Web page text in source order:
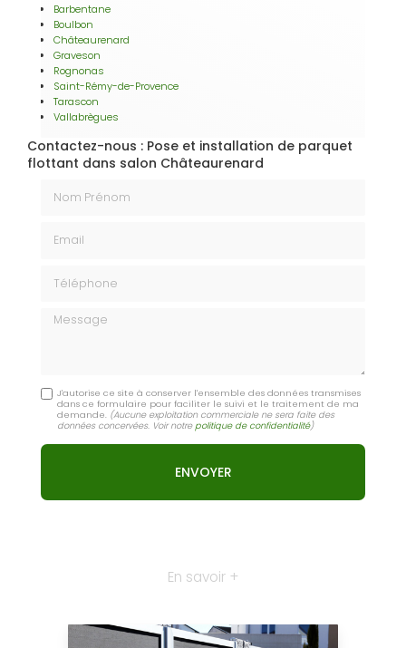
Barbentane
Boulbon
Châteaurenard
Graveson
Rognonas
Saint-Rémy-de-Provence
Tarascon
Vallabrègues
Contactez-nous : Pose et installation de parquet
flottant dans salon Châteaurenard
Message
J'autorise ce site à conserver l'ensemble des données transmises
dans ce formulaire pour faciliter le suivi et le traitement de ma
demande. (Aucune exploitation commerciale ne sera faite des
données concervées. Voir notrepolitique de confidentialité)
En savoir +